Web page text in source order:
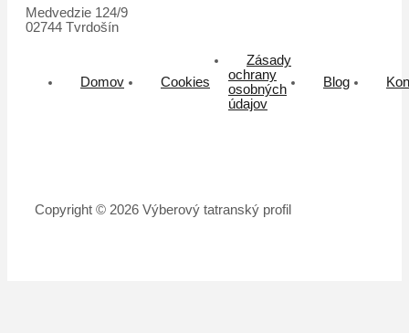
Medvedzie 124/9
02744 Tvrdošín
Domov Cookies
Zásady
ochrany
osobných
údajov
Blog
Copyright © 2026 Výberový tatranský profil